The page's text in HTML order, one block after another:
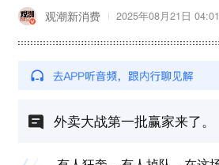
观潮新消费 2025年08月21日 04:01
外卖大战第一批赢家来了。